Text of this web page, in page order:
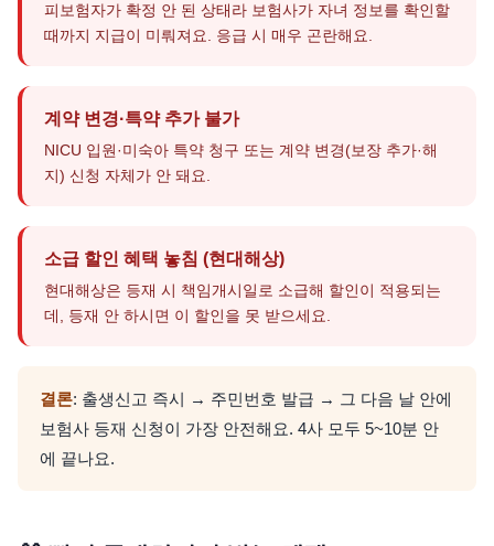
피보험자가 확정 안 된 상태라 보험사가 자녀 정보를 확인할
때까지 지급이 미뤄져요. 응급 시 매우 곤란해요.
계약 변경·특약 추가 불가
NICU 입원·미숙아 특약 청구 또는 계약 변경(보장 추가·해
지) 신청 자체가 안 돼요.
소급 할인 혜택 놓침 (현대해상)
현대해상은 등재 시 책임개시일로 소급해 할인이 적용되는
데, 등재 안 하시면 이 할인을 못 받으세요.
결론: 출생신고 즉시 → 주민번호 발급 → 그 다음 날 안에
보험사 등재 신청이 가장 안전해요. 4사 모두 5~10분 안
에 끝나요.